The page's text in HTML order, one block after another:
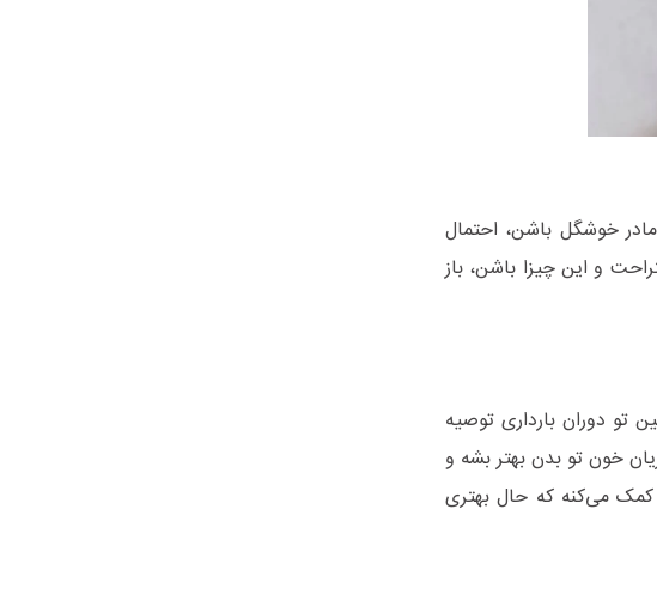
خوشگل باشن، احتمال
و این چیزا باشن، باز
تو دوران بارداری توصیه
خون تو بدن بهتر بشه و
می‌کنه که حال بهتری